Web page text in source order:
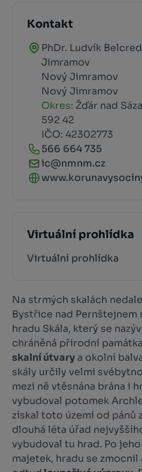
Kontakt
PhDr. Ludvík
Jimramov
Nový Jimramov
Nový Jimramov
Okres: Žďár nad
592 42
IČO: 42302773
566 664 735
ic@nmnm.cz
Virtuální prohlídka
Virtuální prohlídka
Na strmých skalách
Bystřice nad Pernštejnem
hradu Skála, který se
chráněná přírodní
skalní útvary a okolní
skály určily velmi
mezi ně vtěsnána brána i
vybudoval potomek
získal toto území od pánů
dlouhá léta úřad
vybudoval tu hrad. Po
majetek, hradu se zmocnil